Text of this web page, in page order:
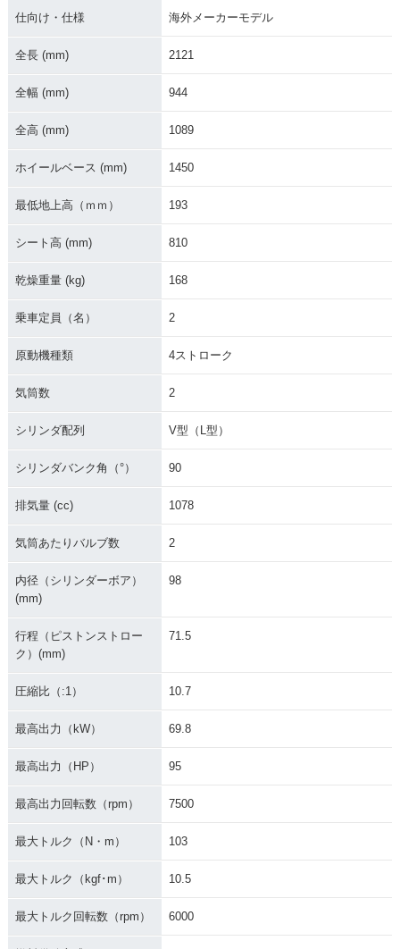
仕向け・仕様 海外メーカーモデル
全長 (mm) 2121
全幅 (mm) 944
全高 (mm) 1089
ホイールベース (mm) 1450
最低地上高（ｍｍ） 193
シート高 (mm) 810
乾燥重量 (kg) 168
乗車定員（名） 2
原動機種類 4ストローク
気筒数 2
シリンダ配列 V型（L型）
シリンダバンク角（°） 90
排気量 (cc) 1078
気筒あたりバルブ数 2
内径（シリンダーボア）
(mm)
98
行程（ピストンストロー
ク）(mm)
71.5
圧縮比（:1） 10.7
最高出力（kW） 69.8
最高出力（HP） 95
最高出力回転数（rpm） 7500
最大トルク（N・m） 103
最大トルク（kgf･m） 10.5
最大トルク回転数（rpm） 6000